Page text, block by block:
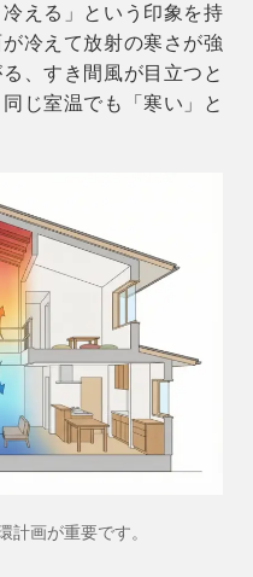
える」という印象を持
が冷えて放射の寒さが強
、すき間風が目立つ と
じ室温でも「寒い」と
計画が重要です。